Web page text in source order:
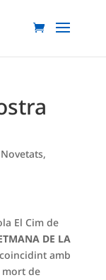
Novetats,
El Cim de
DE LA
amb
mort de